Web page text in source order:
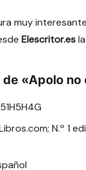
muy
Elescritor.es
«Apolo no
N.º 1